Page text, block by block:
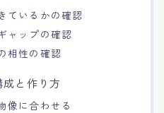
ているかの確認
ャップの確認
相性の確認
と作り方
像に合わせる